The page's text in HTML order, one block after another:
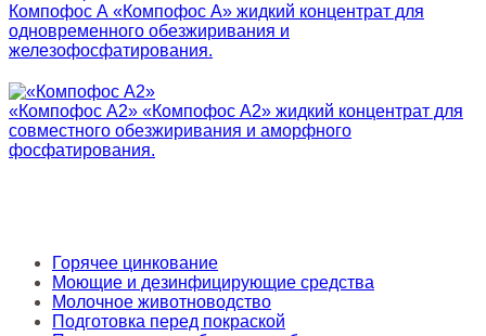
Компофос А «Компофос А» жидкий концентрат для
одновременного обезжиривания и
железофосфатирования.
«Компофос А2» «Компофос А2» жидкий концентрат для
совместного обезжиривания и аморфного
фосфатирования.
Горячее цинкование
Моющие и дезинфицирующие средства
Молочное животноводство
Подготовка перед покраской